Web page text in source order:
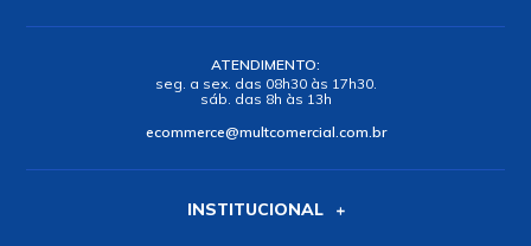
ATENDIMENTO:
seg. a sex. das 08h30 às 17h30.
sáb. das 8h às 13h
ecommerce@multcomercial.com.br
INSTITUCIONAL